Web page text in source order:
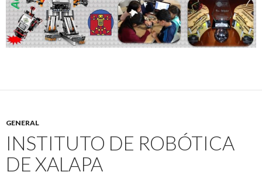
GENERAL
INSTITUTO DE ROBÓTICA
DE XALAPA